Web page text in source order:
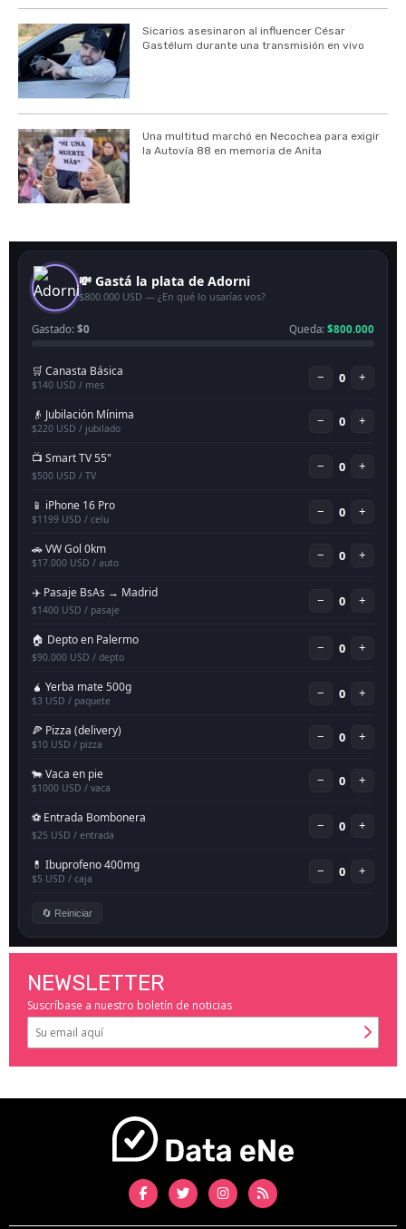
Sicarios asesinaron al influencer César
Gastélum durante una transmisión en vivo
Una multitud marchó en Necochea para exigir
la Autovía 88 en memoria de Anita
NEWSLETTER
Suscríbase a nuestro boletín de noticias